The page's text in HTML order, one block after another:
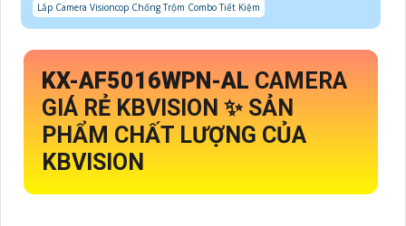
Lắp Camera Visioncop Chống Trộm Combo Tiết Kiệm
KX-AF5016WPN-AL CAMERA
GIÁ RẺ KBVISION ✨ SẢN
PHẨM CHẤT LƯỢNG CỦA
KBVISION